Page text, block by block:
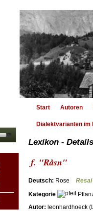
Start Autoren
Dialektvarianten im
Lexikon -
f. "Råsn"
Deutsch: Rose Resai
Kategorie
Autor: leonhardhoeck